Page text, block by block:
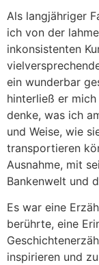
Als langjähriger
ich von der
inkonsistenten
ein wunderbar
hinterließ er
denke, was ich
und Weise, wie
transportieren
Ausnahme, mit
Bankenwelt und
Es war eine
berührte, eine
inspirieren und